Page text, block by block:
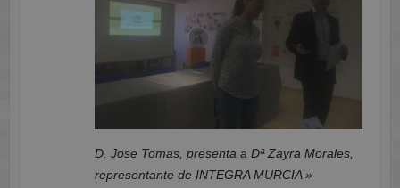
D. Jose Tomas, presenta a Dª Zayra Morales,
representante de INTEGRA MURCIA »